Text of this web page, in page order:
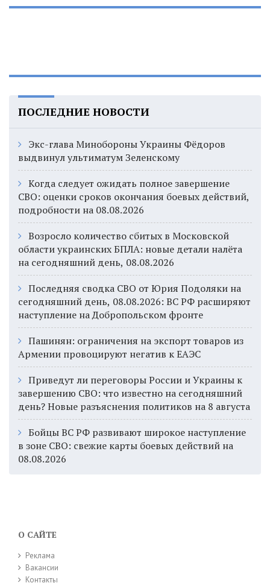
ПОСЛЕДНИЕ НОВОСТИ
Экс-глава Минобороны Украины Фёдоров
выдвинул ультиматум Зеленскому
Когда следует ожидать полное завершение
СВО: оценки сроков окончания боевых действий,
подробности на 08.08.2026
Возросло количество сбитых в Московской
области украинских БПЛА: новые детали налёта
на сегодняшний день, 08.08.2026
Последняя сводка СВО от Юрия Подоляки на
сегодняшний день, 08.08.2026: ВС РФ расширяют
наступление на Добропольском фронте
Пашинян: ограничения на экспорт товаров из
Армении провоцируют негатив к ЕАЭС
Приведут ли переговоры России и Украины к
завершению СВО: что известно на сегодняшний
день? Новые разъяснения политиков на 8 августа
Бойцы ВС РФ развивают широкое наступление
в зоне СВО: свежие карты боевых действий на
08.08.2026
О САЙТЕ
Реклама
Вакансии
Контакты